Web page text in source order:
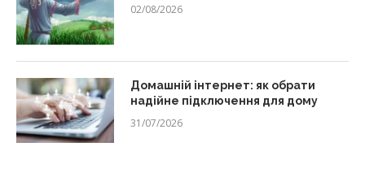
02/08/2026
Домашній інтернет: як обрати
надійне підключення для дому
31/07/2026